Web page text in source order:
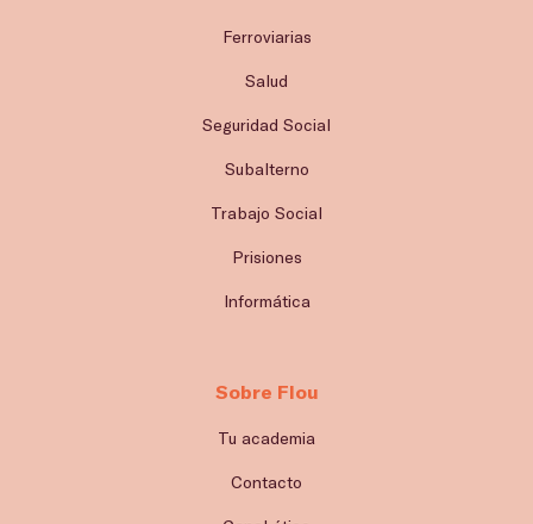
Ferroviarias
Salud
Seguridad Social
Subalterno
Trabajo Social
Prisiones
Informática
Sobre Flou
Tu academia
Contacto